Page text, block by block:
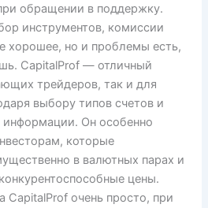
обращении в поддержку.
инструментов, комиссии
хорошее, но и проблемы есть,
CapitalProf — отличный
трейдеров, так и для
выбору типов счетов и
информации. Он особенно
которые
в валютных парах и
цены.
CapitalProf очень просто, при